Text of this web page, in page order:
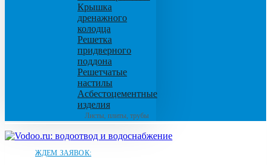
Крышка
дренажного
колодца
Решетка
придверного
поддона
Решетчатые
настилы
Асбестоцементные
изделия
Листы, плиты, трубы
ЖДЕМ ЗАЯВОК: